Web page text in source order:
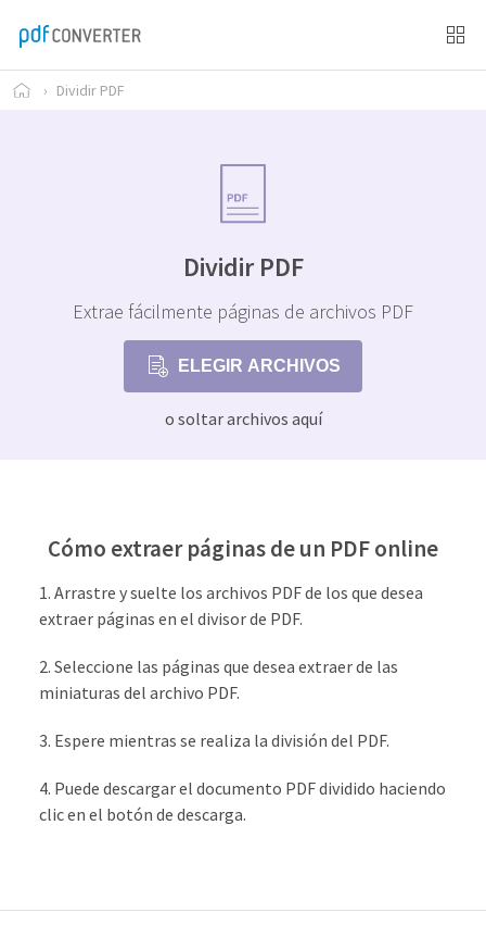
› Dividir PDF
Dividir PDF
Extrae fácilmente páginas de archivos PDF
ELEGIR ARCHIVOS
o soltar archivos aquí
Cómo extraer páginas de un PDF online
Arrastre y suelte los archivos PDF de los que desea
extraer páginas en el divisor de PDF.
Seleccione las páginas que desea extraer de las
miniaturas del archivo PDF.
Espere mientras se realiza la división del PDF.
Puede descargar el documento PDF dividido haciendo
clic en el botón de descarga.